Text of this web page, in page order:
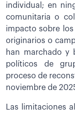
individual; en
comunitaria o
impacto sobre
originarios o
han marchado y
políticos de
proceso de
noviembre de
Las limitaciones